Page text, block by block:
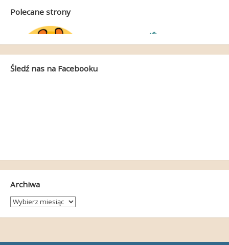
Polecane strony
Śledź nas na Facebooku
Archiwa
Archiwa